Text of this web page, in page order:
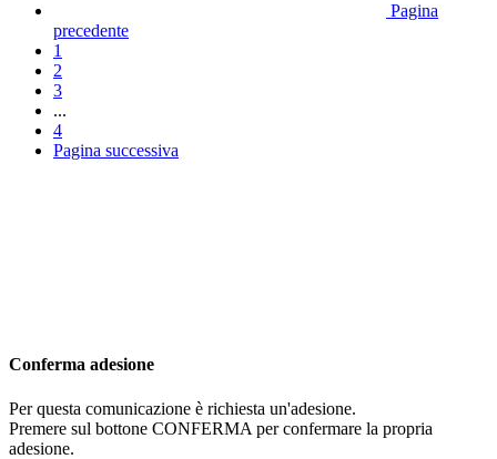
Pagina
precedente
1
2
3
...
4
Pagina successiva
Conferma adesione
Per questa comunicazione è richiesta un'adesione.
Premere sul bottone CONFERMA per confermare la propria
adesione.